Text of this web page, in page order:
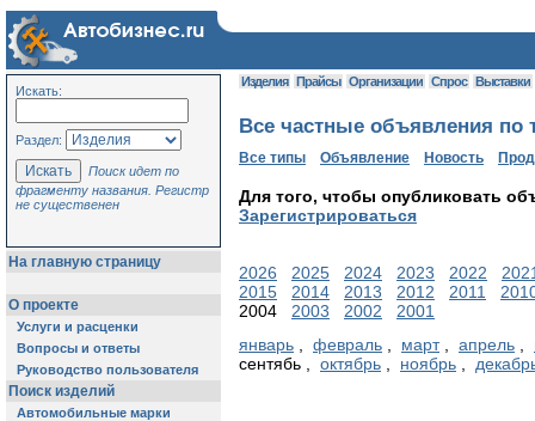
Искать:
Раздел:
Поиск идет по
фрагменту названия. Регистр
не существенен
На главную страницу
О проекте
Услуги и расценки
Вопросы и ответы
Руководство пользователя
Поиск изделий
Автомобильные марки
Изделия Прайсы Организации Спрос Выставки
Все частные объявления по
Все типы Объявление Новость
Для того, чтобы опубликовать
Зарегистрироваться
2026 2025 2024 2023 2022
2015
2014 2013 2012 2011
2004 2003 2002
2001
январь , февраль , март, апрель ,
сентябь , октябрь , ноябрь ,